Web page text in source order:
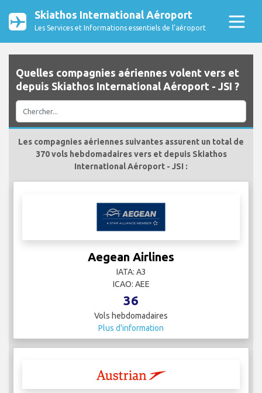
Skiathos International Aéroport
Les Services et Informations essentiels de l’aéroport
Quelles compagnies aériennes volent vers et
depuis Skiathos International Aéroport - JSI ?
Les compagnies aériennes suivantes assurent un total de
370 vols hebdomadaires vers et depuis Skiathos
International Aéroport - JSI :
Aegean Airlines
IATA: A3
ICAO: AEE
36
Vols hebdomadaires
Plus d'information